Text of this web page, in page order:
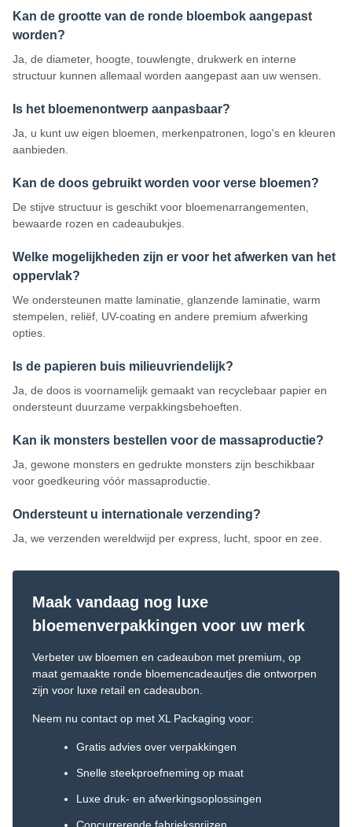
Kan de grootte van de ronde bloembok aangepast
worden?
Ja, de diameter, hoogte, touwlengte, drukwerk en interne
structuur kunnen allemaal worden aangepast aan uw wensen.
Is het bloemenontwerp aanpasbaar?
Ja, u kunt uw eigen bloemen, merkenpatronen, logo's en kleuren
aanbieden.
Kan de doos gebruikt worden voor verse bloemen?
De stijve structuur is geschikt voor bloemenarrangementen,
bewaarde rozen en cadeaubukjes.
Welke mogelijkheden zijn er voor het afwerken van het
oppervlak?
We ondersteunen matte laminatie, glanzende laminatie, warm
stempelen, reliëf, UV-coating en andere premium afwerking
opties.
Is de papieren buis milieuvriendelijk?
Ja, de doos is voornamelijk gemaakt van recyclebaar papier en
ondersteunt duurzame verpakkingsbehoeften.
Kan ik monsters bestellen voor de massaproductie?
Ja, gewone monsters en gedrukte monsters zijn beschikbaar
voor goedkeuring vóór massaproductie.
Ondersteunt u internationale verzending?
Ja, we verzenden wereldwijd per express, lucht, spoor en zee.
Maak vandaag nog luxe
bloemenverpakkingen voor uw merk
Verbeter uw bloemen en cadeaubon met premium, op
maat gemaakte ronde bloemencadeautjes die ontworpen
zijn voor luxe retail en cadeaubon.
Neem nu contact op met XL Packaging voor:
Gratis advies over verpakkingen
Snelle steekproefneming op maat
Luxe druk- en afwerkingsoplossingen